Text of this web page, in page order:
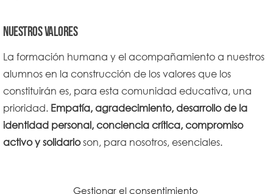
Gestionar el consentimiento
NUESTROS VALORES
La formación humana y el acompañamiento a nuestros
alumnos en la construcción de los valores que los
constituirán es, para esta comunidad educativa, una
prioridad. Empatía, agradecimiento, desarrollo de la
identidad personal, conciencia crítica, compromiso
activo y solidarioson, para nosotros, esenciales.